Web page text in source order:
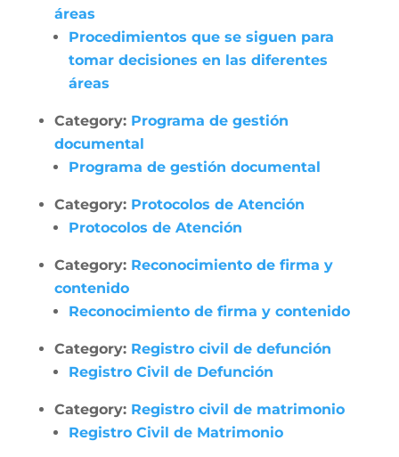
áreas
Procedimientos que se siguen para
tomar decisiones en las diferentes
áreas
Category: Programa de gestión
documental
Programa de gestión documental
Category: Protocolos de Atención
Protocolos de Atención
Category: Reconocimiento de firma y
contenido
Reconocimiento de firma y contenido
Category: Registro civil de defunción
Registro Civil de Defunción
Category: Registro civil de matrimonio
Registro Civil de Matrimonio